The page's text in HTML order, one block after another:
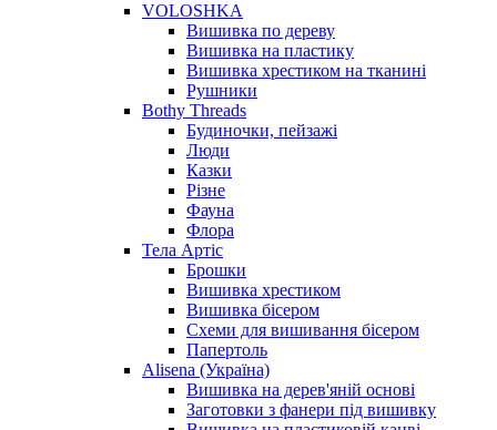
VOLOSHKA
Вишивка по дереву
Вишивка на пластику
Вишивка хрестиком на тканині
Рушники
Bothy Threads
Будиночки, пейзажі
Люди
Казки
Різне
Фауна
Флора
Тела Артіс
Брошки
Вишивка хрестиком
Вишивка бісером
Схеми для вишивання бісером
Папертоль
Alisena (Україна)
Вишивка на дерев'яній основі
Заготовки з фанери під вишивку